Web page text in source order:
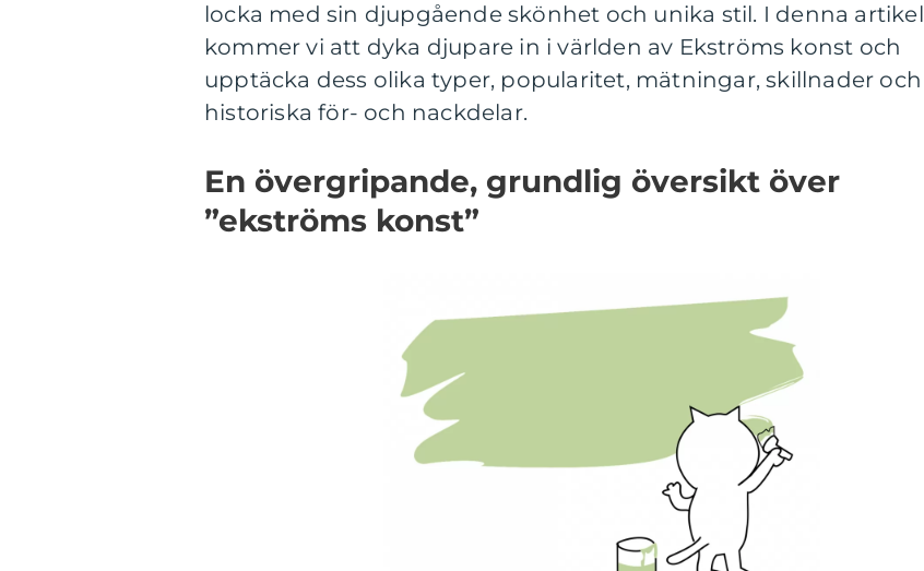
locka med sin djupgående skönhet och unika stil. I denna artikel
kommer vi att dyka djupare in i världen av Ekströms konst och
upptäcka dess olika typer, popularitet, mätningar, skillnader och
historiska för- och nackdelar.
En övergripande, grundlig översikt över
”ekströms konst”